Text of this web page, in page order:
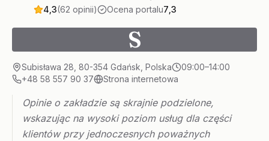
4,3(62 opinii) Ocena portalu7,3
S
Subisława 28, 80-354 Gdańsk, Polska
09:00–14:00
+48 58 557 90 37
Strona internetowa
Opinie o zakładzie są skrajnie podzielone,
wskazując na wysoki poziom usług dla części
klientów przy jednoczesnych poważnych